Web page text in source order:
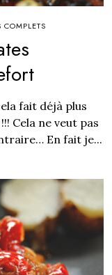
COMPLETS
fait déjà plus
Cela ne veut pas
En fait je...